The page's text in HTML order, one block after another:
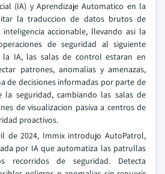
(IA) y Aprendizaje Automatico en la
la traduccion de datos brutos de
accionable, llevando asi la
de seguridad al siguiente
IA, las salas de control estaran en
patrones, anomalias y amenazas,
de decisiones informadas por parte de
la seguridad, cambiando las salas de
de visualizacion pasiva a centros de
proactivos.
de 2024, Immix introdujo AutoPatrol,
por IA que automatiza las patrullas
recorridos de seguridad. Detecta